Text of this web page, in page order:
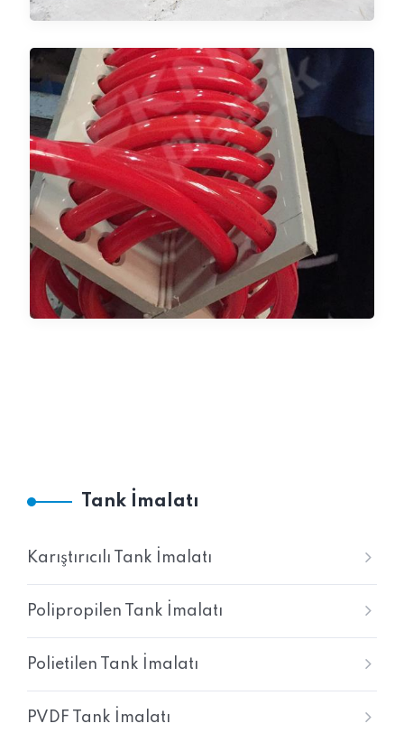
Tank İmalatı
Karıştırıcılı Tank İmalatı
Polipropilen Tank İmalatı
Polietilen Tank İmalatı
PVDF Tank İmalatı